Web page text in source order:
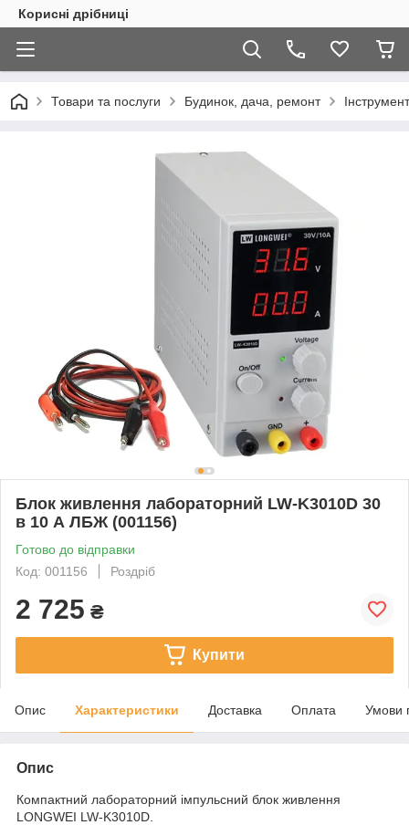
Корисні дрібниці
Товари та послуги Будинок, дача, ремонт
Блок живлення лабораторний LW-K3010D 30
в 10 А ЛБЖ (001156)
Готово до відправки
Код: 001156
Роздріб
2 725 ₴
Купити
Опис Характеристики Доставка Оплата Умови
Опис
Компактний лабораторний імпульсний блок живлення
LONGWEI LW-K3010D.